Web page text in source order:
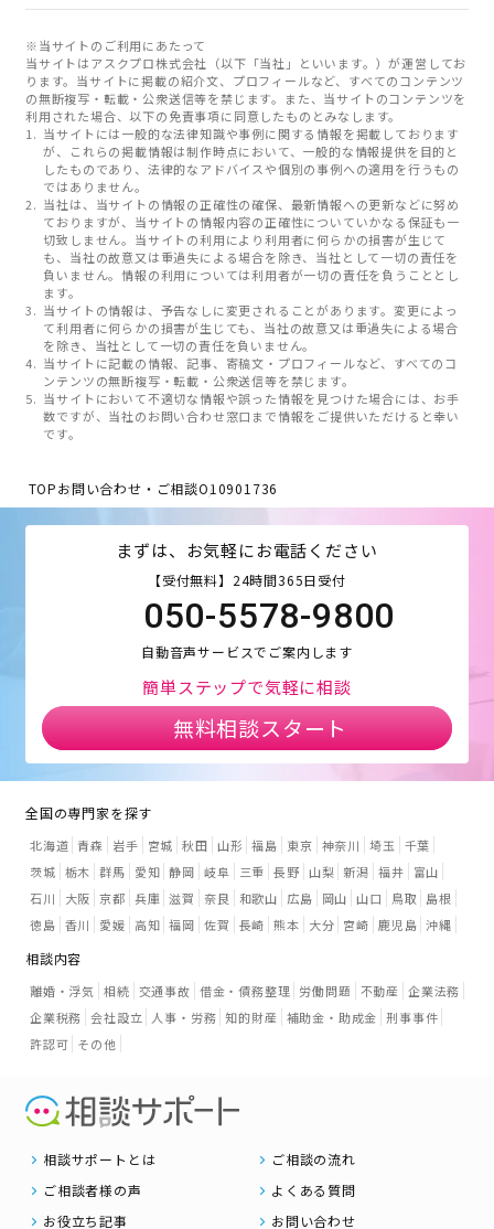
※当サイトのご利用にあたって
当サイトはアスクプロ株式会社（以下「当社」といいます。）が運営してお
ります。当サイトに掲載の紹介文、プロフィールなど、すべてのコンテンツ
の無断複写・転載・公衆送信等を禁じます。また、当サイトのコンテンツを
利用された場合、以下の免責事項に同意したものとみなします。
当サイトには一般的な法律知識や事例に関する情報を掲載しております
が、これらの掲載情報は制作時点において、一般的な情報提供を目的と
したものであり、法律的なアドバイスや個別の事例への適用を行うもの
ではありません。
当社は、当サイトの情報の正確性の確保、最新情報への更新などに努め
ておりますが、当サイトの情報内容の正確性についていかなる保証も一
切致しません。当サイトの利用により利用者に何らかの損害が生じて
も、当社の故意又は重過失による場合を除き、当社として一切の責任を
負いません。情報の利用については利用者が一切の責任を負うこととし
ます。
当サイトの情報は、予告なしに変更されることがあります。変更によっ
て利用者に何らかの損害が生じても、当社の故意又は重過失による場合
を除き、当社として一切の責任を負いません。
当サイトに記載の情報、記事、寄稿文・プロフィールなど、すべてのコ
ンテンツの無断複写・転載・公衆送信等を禁じます。
当サイトにおいて不適切な情報や誤った情報を見つけた場合には、お手
数ですが、当社のお問い合わせ窓口まで情報をご提供いただけると幸い
です。
TOPお問い合わせ・ご相談O10901736
まずは、お気軽にお電話ください
【受付無料】24時間365日受付
050-5578-9800
自動音声サービスでご案内します
簡単ステップで気軽に相談
無料相談スタート
全国の専門家を探す
北海道 青森 岩手 宮城 秋田 山形 福島 東京 神奈川 埼玉
千葉
茨城 栃木 群馬 愛知 静岡 岐阜 三重 長野 山梨 新潟 福井
富山
石川
大阪 京都 兵庫 滋賀 奈良 和歌山 広島 岡山 山口 鳥取
島根
徳島 香川 愛媛 高知 福岡 佐賀 長崎 熊本 大分 宮崎 鹿児島 沖縄
相談内容
離婚・浮気 相続 交通事故 借金・債務整理 労働問題 不動産 企業法務
企業税務 会社設立 人事・労務 知的財産 補助金・助成金 刑事事件
許認可 その他
相談サポートとは
ご相談の流れ
ご相談者様の声
よくある質問
お役立ち記事
お問い合わせ